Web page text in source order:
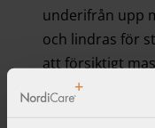
underifrån upp
och lindras för
att försiktigt
förhindra att